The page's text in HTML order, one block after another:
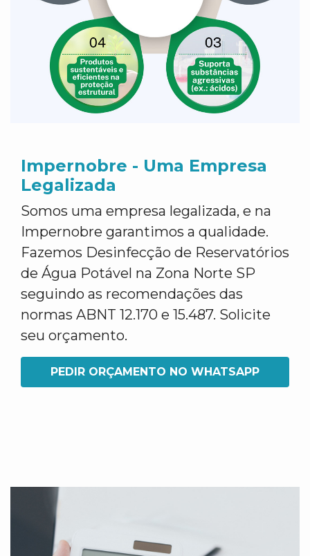
Impernobre - Uma Empresa
Legalizada
Somos uma empresa legalizada, e na
Impernobre garantimos a qualidade.
Fazemos Desinfecção de Reservatórios
de Água Potável na Zona Norte SP
seguindo as recomendações das
normas ABNT 12.170 e 15.487. Solicite
seu orçamento.
PEDIR ORÇAMENTO NO WHATSAPP